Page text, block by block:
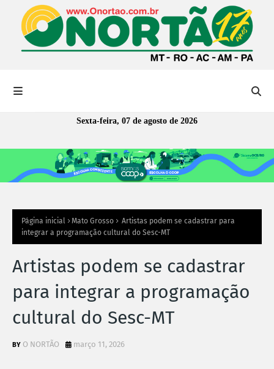
Sexta-feira, 07 de agosto de 2026
Página inicial Mato Grosso
Artistas podem se cadastrar para
integrar a programação cultural do Sesc-MT
Artistas podem se cadastrar
para integrar a programação
cultural do Sesc-MT
O NORTÃO março 11, 2026